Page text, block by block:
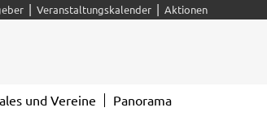
| Veranstaltungskalender | Aktionen
und Vereine Panorama